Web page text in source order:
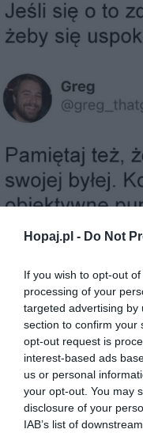
Hopaj.pl - Do Not
If you wish to opt-out
processing of your
targeted advertising by
section to confirm your
opt-out request is
interest-based ads
us or personal
your opt-out. You may
disclosure of your
IAB’s list of
Komentuj Dodaj do ulubionych